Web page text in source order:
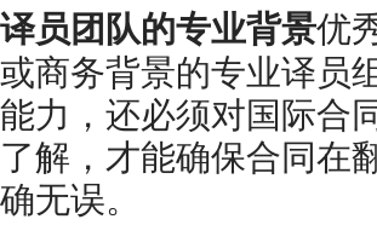
译员团队的专业背景优
或商务背景的专业译员
能力，还必须对国际合
了解，才能确保合同在
确无误。